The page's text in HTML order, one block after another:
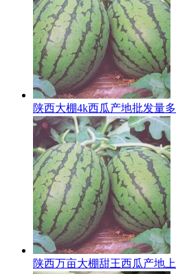
陕西大棚4k西瓜产地批发量
陕西万亩大棚甜王西瓜产地